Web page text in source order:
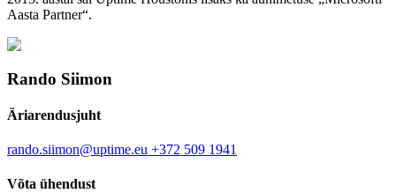
Aasta Partner“.
Rando Siimon
Äriarendusjuht
rando.siimon@uptime.eu +372 509 1941
Võta ühendust